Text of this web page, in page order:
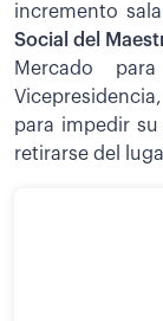
incremento
Social del
Mercado
para impedir
retirarse del